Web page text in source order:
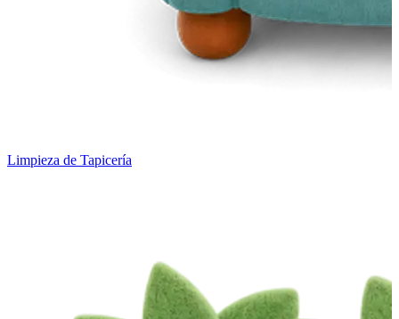
Limpieza de Tapicería